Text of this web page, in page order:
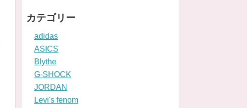
カテゴリー
adidas
ASICS
Blythe
G-SHOCK
JORDAN
Levi's fenom